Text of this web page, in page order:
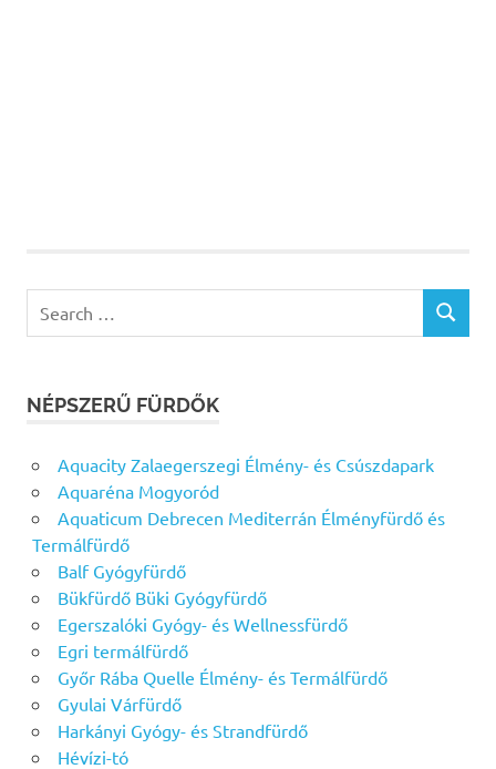
for:
SEARCH
NÉPSZERŰ FÜRDŐK
Aquacity Zalaegerszegi Élmény- és Csúszdapark
Aquaréna Mogyoród
Aquaticum Debrecen Mediterrán Élményfürdő és
Termálfürdő
Balf Gyógyfürdő
Bükfürdő Büki Gyógyfürdő
Egerszalóki Gyógy- és Wellnessfürdő
Egri termálfürdő
Győr Rába Quelle Élmény- és Termálfürdő
Gyulai Várfürdő
Harkányi Gyógy- és Strandfürdő
Hévízi-tó